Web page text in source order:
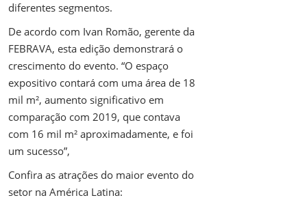
diferentes segmentos.
De acordo com Ivan Romão, gerente da
FEBRAVA, esta edição demonstrará o
crescimento do evento. “O espaço
expositivo contará com uma área de 18
mil m², aumento significativo em
comparação com 2019, que contava
com 16 mil m² aproximadamente, e foi
um sucesso”,
Confira as atrações do maior evento do
setor na América Latina: